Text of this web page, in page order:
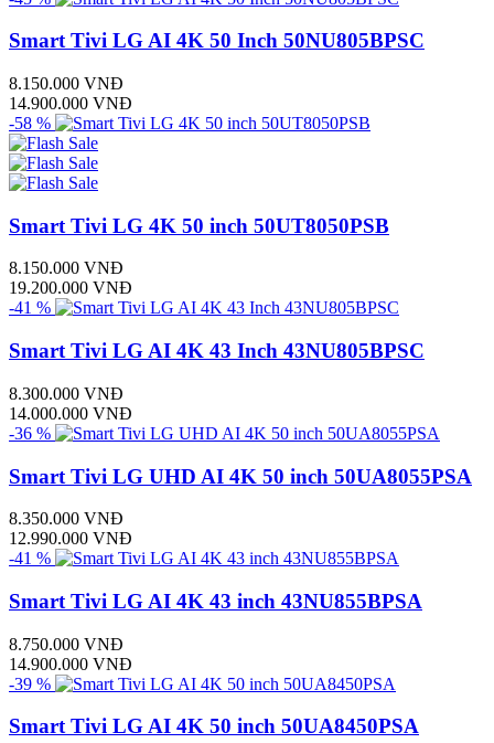
Smart Tivi LG AI 4K 50 Inch 50NU805BPSC
8.150.000 VNĐ
14.900.000 VNĐ
-58 %
Smart Tivi LG 4K 50 inch 50UT8050PSB
8.150.000 VNĐ
19.200.000 VNĐ
-41 %
Smart Tivi LG AI 4K 43 Inch 43NU805BPSC
8.300.000 VNĐ
14.000.000 VNĐ
-36 %
Smart Tivi LG UHD AI 4K 50 inch 50UA8055PSA
8.350.000 VNĐ
12.990.000 VNĐ
-41 %
Smart Tivi LG AI 4K 43 inch 43NU855BPSA
8.750.000 VNĐ
14.900.000 VNĐ
-39 %
Smart Tivi LG AI 4K 50 inch 50UA8450PSA